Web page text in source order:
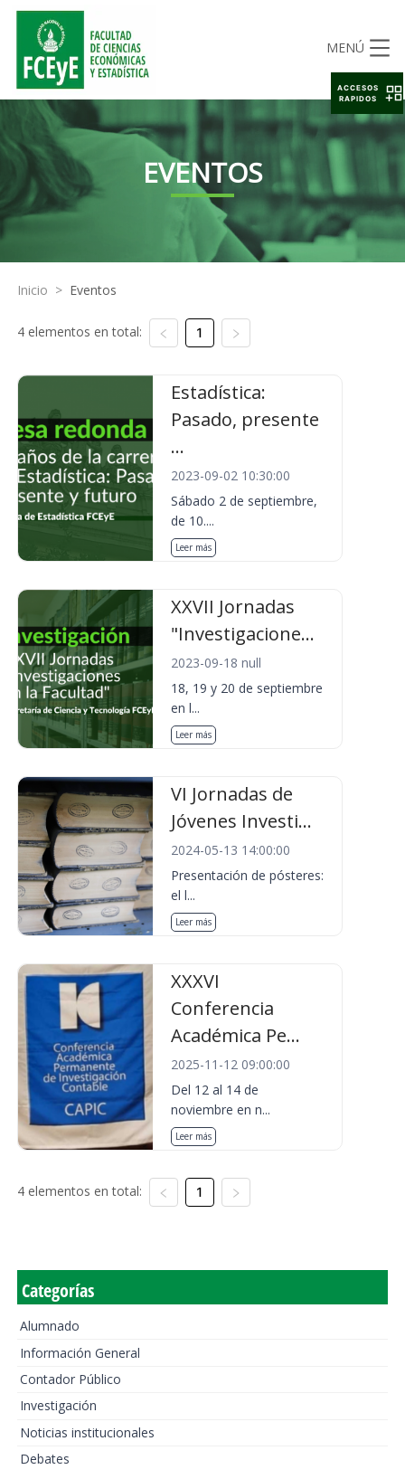
MENÚ
EVENTOS
Inicio > Eventos
4 elementos en total: 1
Estadística:
Pasado, presente
...
2023-09-02 10:30:00
Sábado 2 de septiembre,
de 10....
Leer más
XXVII Jornadas
"Investigacione...
2023-09-18 null
18, 19 y 20 de septiembre
en l...
Leer más
VI Jornadas de
Jóvenes Investi...
2024-05-13 14:00:00
Presentación de pósteres:
el l...
Leer más
XXXVI
Conferencia
Académica Pe...
2025-11-12 09:00:00
Del 12 al 14 de
noviembre en n...
Leer más
4 elementos en total: 1
Categorías
Alumnado
Información General
Contador Público
Investigación
Noticias institucionales
Debates
ACCESOS
RAPIDOS